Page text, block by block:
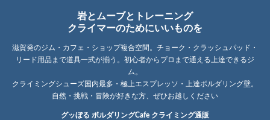
岩とムーブとトレーニング
クライマーのためにいいものを
滋賀発のジム・カフェ・ショップ複合空間。チョーク・クラッシュパッド・
リード用品まで道具一式が揃う。初心者からプロまで通える上達できるジ
ム。
クライミングシューズ国内最多・極上エスプレッソ・上達ボルダリング壁。
自然・挑戦・冒険が好きな方、ぜひお越しください
グッぼる ボルダリングCafe クライミング通販